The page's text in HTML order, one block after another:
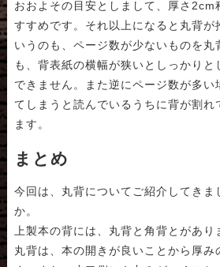
おおよその目安としまして、厚さ2cm
すすめです。それ以上になると丸背が
いうのも、ページ数が少ないものを丸
も、背表紙の横幅が狭いとしっかり
できません。また逆にページ数が多い
てしまうと読んでいるうちに背が割れ
ます。
まとめ
今回は、丸背についてご紹介してきま
か。
上製本の背には、丸背と角背とがあり
丸背は、本の開きが良いことから厚み